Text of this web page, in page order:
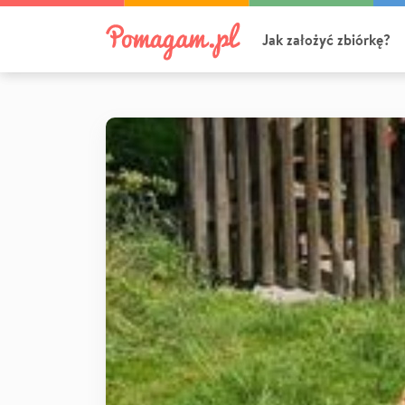
Jak założyć zbiórkę?